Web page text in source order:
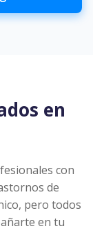
en
con
de
pero todos
en tu